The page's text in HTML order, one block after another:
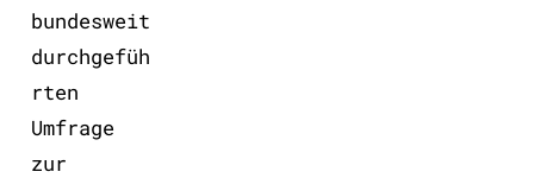
bundesweit
durchgefüh
rten
Umfrage
zur